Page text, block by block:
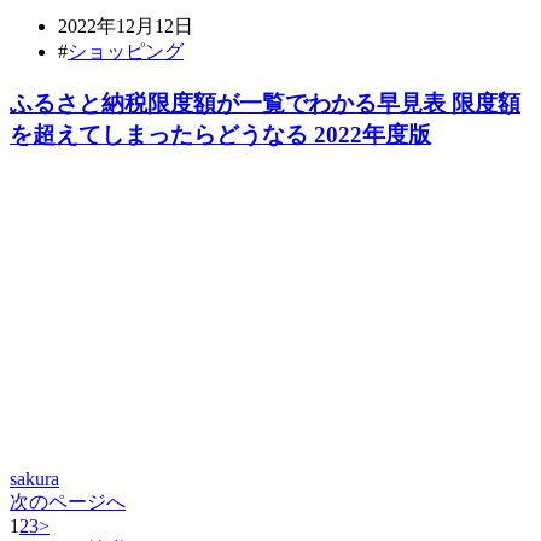
2022年12月12日
#ショッピング
ふるさと納税限度額が一覧でわかる早見表 限度額
を超えてしまったらどうなる 2022年度版
sakura
次のページへ
1 23>